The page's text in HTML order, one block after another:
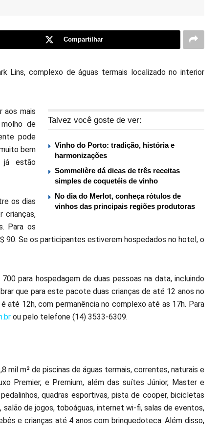
Compartilhar
Lins, complexo de águas termais localizado no interior
Talvez você goste de ver:
Vinho do Porto: tradição, história e
harmonizações
Sommelière dá dicas de três receitas
simples de coquetéis de vinho
No dia do Merlot, conheça rótulos de
vinhos das principais regiões produtoras
aos mais
de
pode
bem
já estão
os dias
crianças,
Para os
90. Se os participantes estiverem hospedados no hotel, o
para hospedagem de duas pessoas na data, incluindo
que para este pacote duas crianças de até 12 anos no
até 12h, com permanência no complexo até as 17h. Para
ou pelo telefone (14) 3533-6309.
m² de piscinas de águas termais, correntes, naturais e
Premier, e Premium, além das suítes Júnior, Master e
quadras esportivas, pista de cooper, bicicletas
de jogos, toboáguas, internet wi-fi, salas de eventos,
e crianças até 4 anos com brinquedoteca. Além disso,